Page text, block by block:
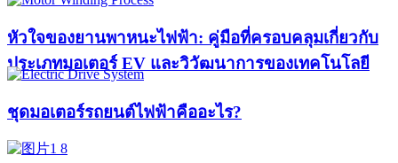
หัวใจของยานพาหนะไฟฟ้า: คู่มือที่ครอบคลุมเกี่ยวกับ
ประเภทมอเตอร์ EV และวิวัฒนาการของเทคโนโลยี
ชุดมอเตอร์รถยนต์ไฟฟ้าคืออะไร?